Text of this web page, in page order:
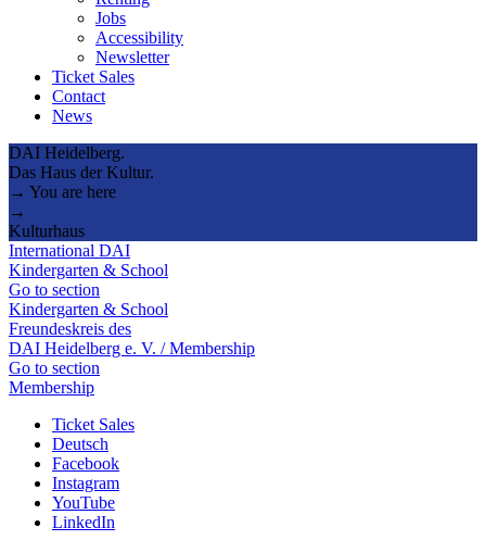
Jobs
Accessibility
Newsletter
Ticket Sales
Contact
News
DAI Heidelberg.
Das Haus der Kultur.
→ You are here
→
Kulturhaus
International DAI
Kindergarten & School
Go to section
Kindergarten & School
Freundeskreis des
DAI Heidelberg e. V. / Membership
Go to section
Membership
Ticket Sales
Deutsch
Facebook
Instagram
YouTube
LinkedIn